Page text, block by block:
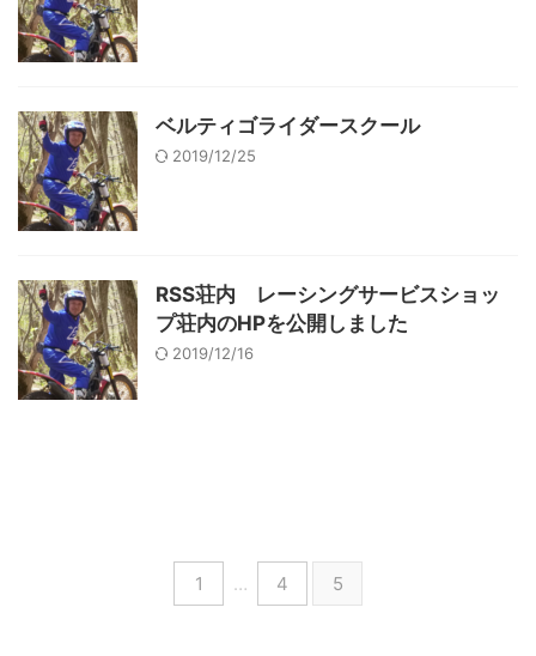
ベルティゴライダースクール
2019/12/25
RSS荘内 レーシングサービスショッ
プ荘内のHPを公開しました
2019/12/16
1 … 4 5